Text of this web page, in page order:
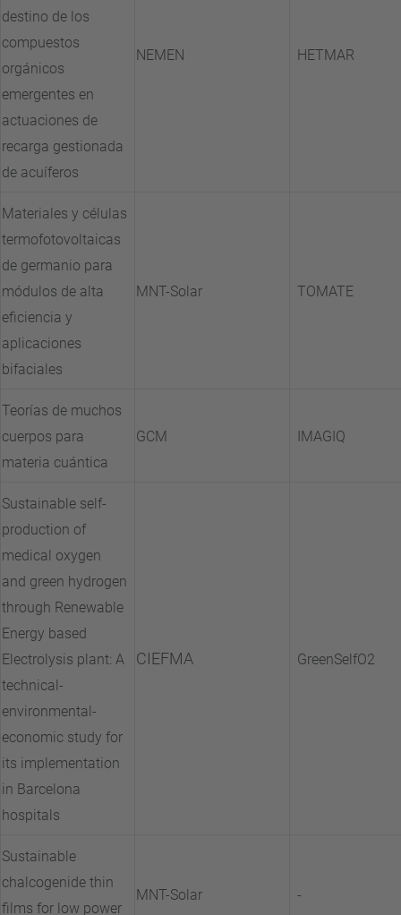
destino de los
compuestos
orgánicos
emergentes en
actuaciones de
recarga gestionada
de acuíferos
NEMEN HETMAR
Materiales y células
termofotovoltaicas
de germanio para
módulos de alta
eficiencia y
aplicaciones
bifaciales
MNT-Solar TOMATE
Teorías de muchos
cuerpos para
materia cuántica
GCM IMAGIQ
Sustainable self-
production of
medical oxygen
and green hydrogen
through Renewable
Energy based
Electrolysis plant: A
technical-
environmental-
economic study for
its implementation
in Barcelona
hospitals
CIEFMA GreenSelfO2
Sustainable
chalcogenide thin
films for low power
MNT-Solar -